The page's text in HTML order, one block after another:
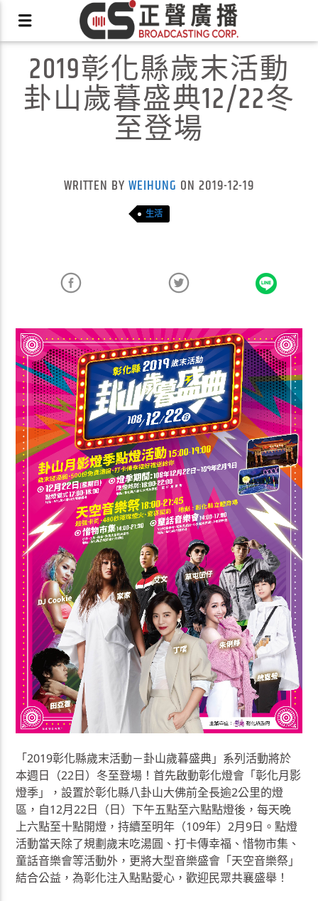
2019彰化縣歲末活動
卦山歲暮盛典12/22冬
至登場
WRITTEN BYWEIHUNG ON 2019-12-19
生活
「2019彰化縣歲末活動－卦山歲暮盛典」系列活動將於
本週日（22日）冬至登場！首先啟動彰化燈會「彰化月影
燈季」，設置於彰化縣八卦山大佛前全長逾2公里的燈
區，自12月22日（日）下午五點至六點點燈後，每天晚
上六點至十點開燈，持續至明年（109年）2月9日。點燈
活動當天除了規劃歲末吃湯圓、打卡傳幸福、惜物市集、
童話音樂會等活動外，更將大型音樂盛會「天空音樂祭」
結合公益，為彰化注入點點愛心，歡迎民眾共襄盛舉！